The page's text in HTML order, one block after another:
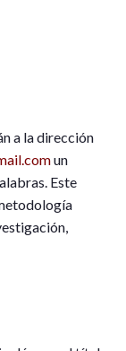
a la dirección
un
Este